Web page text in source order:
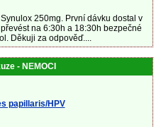
250mg. První dávku dostal v
na 6:30h a 18:30h bezpečné
Děkuji za odpověď....
- NEMOCI
papillaris/HPV